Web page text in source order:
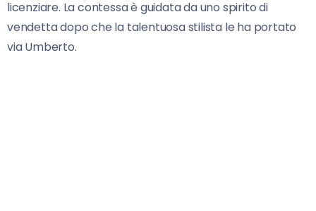
licenziare. La contessa è guidata da uno spirito di
vendetta dopo che la talentuosa stilista le ha portato
via Umberto.